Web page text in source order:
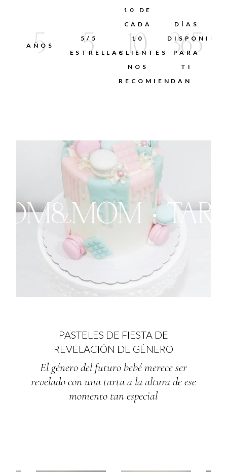
5
AÑOS 5
5/5
ESTRELLAS
10
10 DE
CADA
10
CLIENTES
NOS
RECOMIENDAN
365
DÍAS
PARA
TI
·
PASTELES DE FIESTA DE
REVELACIÓN DE GÉNERO
El género del futuro bebé merece ser
revelado con una tarta a la altura de ese
momento tan especial